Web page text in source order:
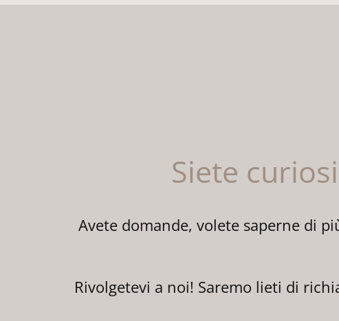
Siete
Avete domande, volete saperne di
Rivolgetevi a noi! Saremo lieti di